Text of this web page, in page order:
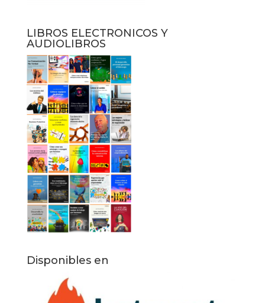
LIBROS ELECTRONICOS Y
AUDIOLIBROS
Disponibles en